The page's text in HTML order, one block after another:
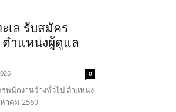
เล รับสมัคร
ตำแหน่งผู้ดูแล
0
พนักงานจ้างทั่วไป ตำแหน่ง
าคม 2569